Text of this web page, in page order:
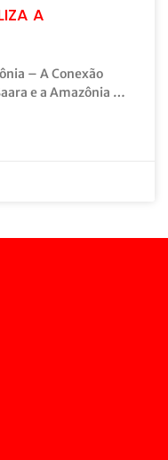
A
– A Conexão
e a Amazônia …